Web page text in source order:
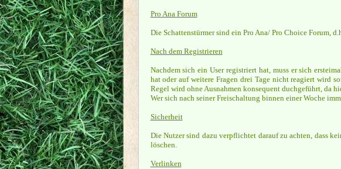
Pro Ana Forum
Die Schattenstürmer sind ein Pro Ana/ Pro Choice Forum,
Nach dem Registrieren
Nachdem sich ein User registriert hat, muss er sich
hat oder auf weitere Fragen drei Tage nicht reagiert wird
Regel wird ohne Ausnahmen konsequent duchgeführt, da
Wer sich nach seiner Freischaltung binnen einer Woche
Sicherheit
Die Nutzer sind dazu verpflichtet darauf zu achten, dass
löschen.
Verlinken